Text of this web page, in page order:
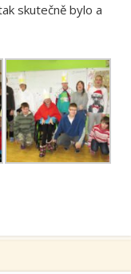
skutečně bylo a